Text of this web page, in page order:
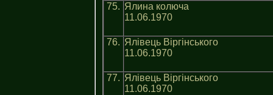
75. Ялина колюча
11.06.1970
76. Ялівець Віргінського
11.06.1970
77. Ялівець Віргінського
11.06.1970